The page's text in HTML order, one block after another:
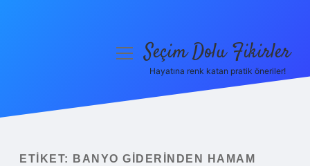
Yasal Uyarı
menüyüSeçim Dolu Fikirler
Hayatına renk katan pratik öneriler!
ETIKET:
BANYO GIDERINDEN HAMAM